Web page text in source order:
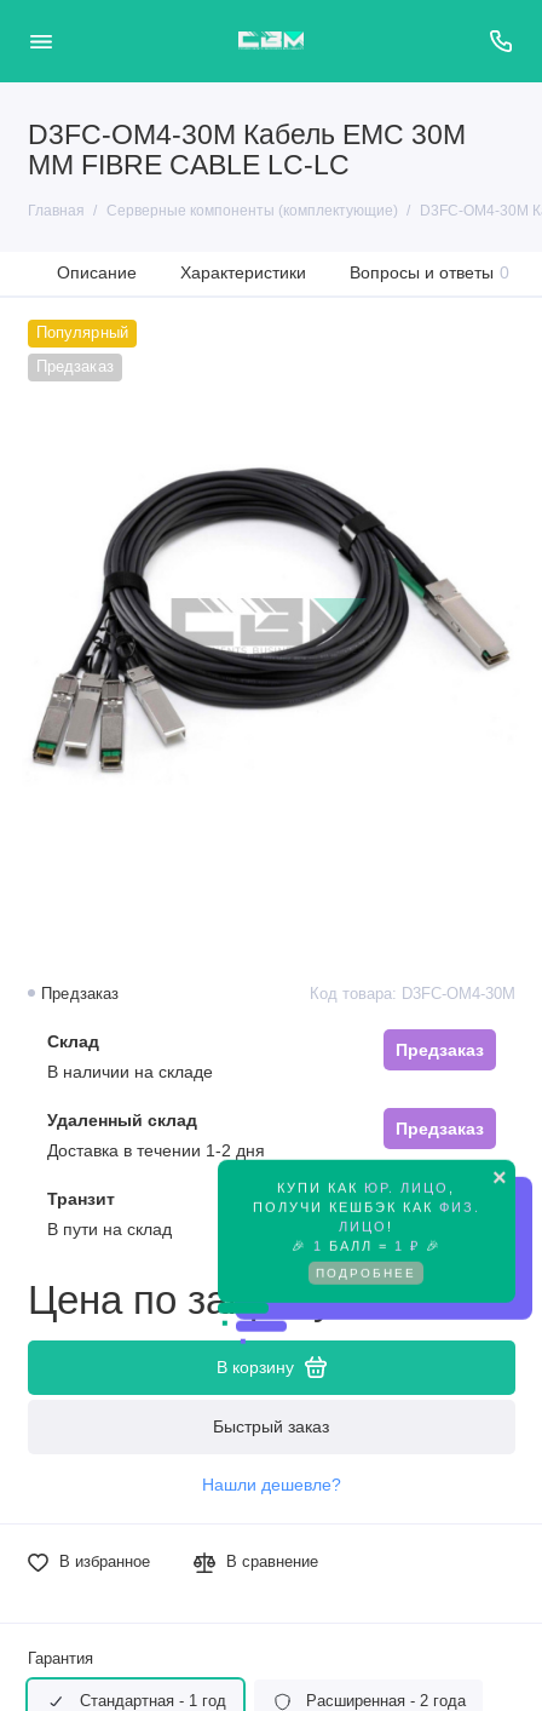
D3FC-OM4-30M Кабель EMC 30M
MM FIBRE CABLE LC-LC
Главная Серверные компоненты (комплектующие) D3FC-OM4-30M
Описание Характеристики Вопросы и ответы 0
Популярный
Предзаказ
×
КУПИ КАК ЮР. ЛИЦО
ПОЛУЧИ КЕШБЭК КАК ФИЗ.
ЛИЦО !
🎉 1 БАЛЛ = 1 ₽ 🎉
ПОДРОБНЕЕ
Предзаказ Код товара: D3FC-OM4-30M
Склад
Предзаказ
В наличии на складе
Удаленный склад
Предзаказ
Доставка в течении 1-2 дня
Транзит
Предзаказ
В пути на склад
Цена по запросу
В корзину
Быстрый заказ
Нашли дешевле?
В избранное В сравнение
Гарантия
Стандартная - 1 год Расширенная - 2 года